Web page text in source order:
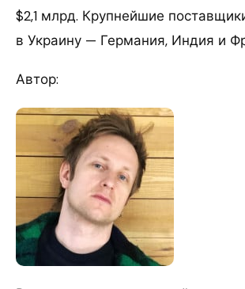
$2,1 млрд. Крупнейшие
в Украину — Германия, Индия и
Автор: